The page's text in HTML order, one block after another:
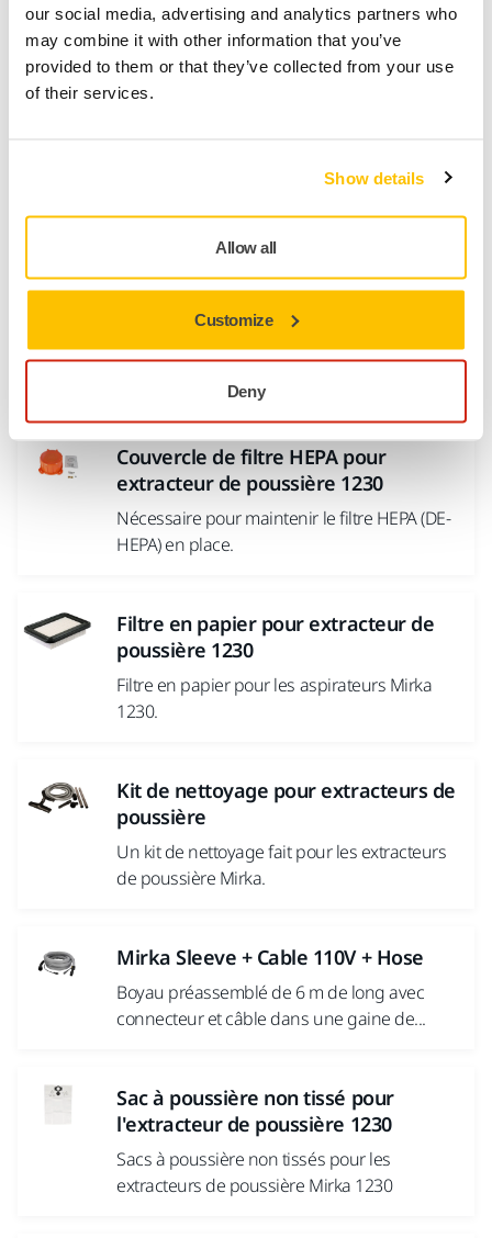
our social media, advertising and analytics partners who
may combine it with other information that you’ve
provided to them or that they’ve collected from your use
of their services.
Show details
Allow all
Customize
Deny
accessoires qui conviennent à votre activité spécifique, avec
vos outils, vos abrasifs et l’extracteur de poussière toujours
à portée de main. De nombreux kits sont disponibles pour
rendre votre travail plus efficace et plus ergonomique.
Accessoires pour Extracteurs de Poussière
poussière
Le filtre HEPA peut être installé en plus du
filtre standard pour répondre aux
Couvercle de filtre HEPA pour
extracteur de poussière 1230
Nécessaire pour maintenir le filtre HEPA (DE-
HEPA) en place.
Filtre en papier pour extracteur de
poussière 1230
Filtre en papier pour les aspirateurs Mirka
1230.
Kit de nettoyage pour extracteurs de
poussière
Un kit de nettoyage fait pour les extracteurs
de poussière Mirka.
Mirka Sleeve + Cable 110V + Hose
Boyau préassemblé de 6 m de long avec
connecteur et câble dans une gaine de...
Sac à poussière non tissé pour
l'extracteur de poussière 1230
Sacs à poussière non tissés pour les
extracteurs de poussière Mirka 1230